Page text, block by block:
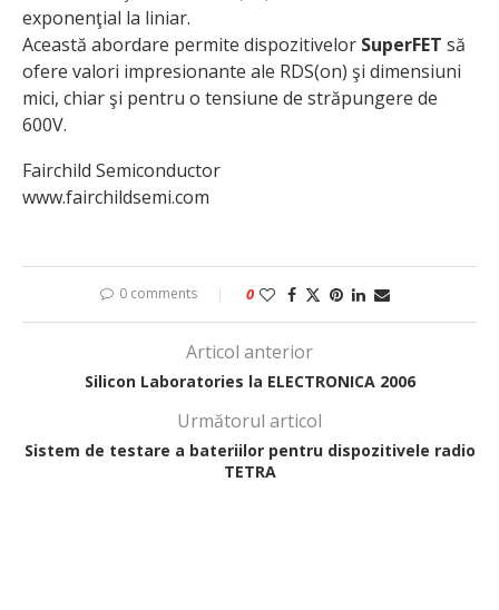
exponenţial la liniar.
Această abordare permite dispozitivelor SuperFET să
ofere valori impresionante ale RDS(on) şi dimensiuni
mici, chiar şi pentru o tensiune de străpungere de
600V.
Fairchild Semiconductor
www.fairchildsemi.com
0 comments 0
Articol anterior
Silicon Laboratories la ELECTRONICA 2006
Următorul articol
Sistem de testare a bateriilor pentru dispozitivele radio
TETRA